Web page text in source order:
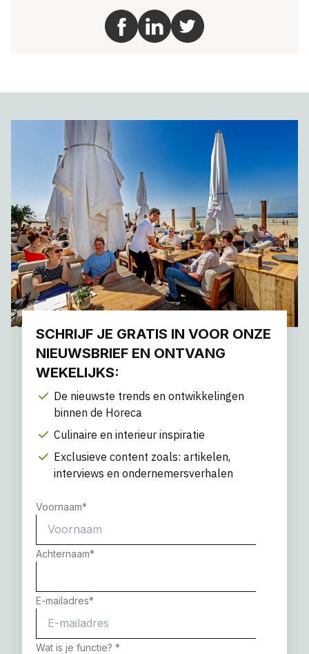
SCHRIJF JE GRATIS IN VOOR ONZE
NIEUWSBRIEF EN ONTVANG
WEKELIJKS:
De nieuwste trends en ontwikkelingen
binnen de Horeca
Culinaire en interieur inspiratie
Exclusieve content zoals: artikelen,
interviews en ondernemersverhalen
Voornaam*
Achternaam*
E-mailadres*
Wat is je functie? *